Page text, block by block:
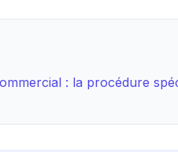
: la procédure